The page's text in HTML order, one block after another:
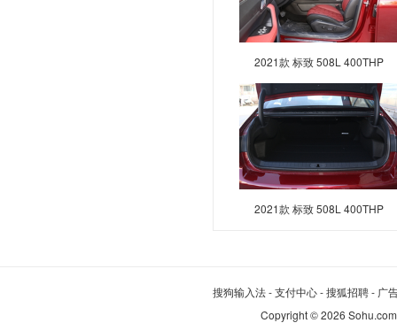
2021款 标致 508L 400THP
PureTech 激情版
2021款 标致 508L 400THP
搜狗输入法-支付中心-搜狐招聘- 广
Copyright©2026